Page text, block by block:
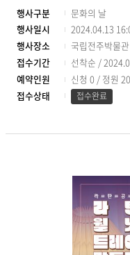
행사구분
문화의 날
행사일시
2024.04.13
행사장소
국립전주박물
접수기간
선착순 /
예약인원
신청 0 / 정원 20
접수상태
접수완료